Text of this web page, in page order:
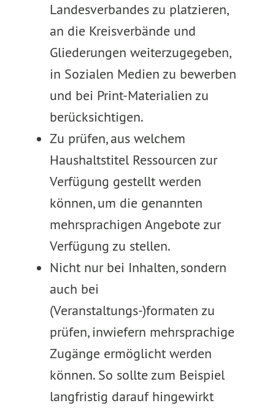
Landesverbandes zu platzieren,
an die Kreisverbände und
Gliederungen weiterzugegeben,
in Sozialen Medien zu bewerben
und bei Print-Materialien zu
berücksichtigen.
Zu prüfen, aus welchem
Haushaltstitel Ressourcen zur
Verfügung gestellt werden
können, um die genannten
mehrsprachigen Angebote zur
Verfügung zu stellen.
Nicht nur bei Inhalten, sondern
auch bei
(Veranstaltungs-)formaten zu
prüfen, inwiefern mehrsprachige
Zugänge ermöglicht werden
können. So sollte zum Beispiel
langfristig darauf hingewirkt